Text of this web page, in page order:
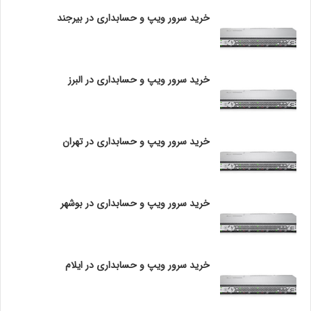
بالا نمی باشند. ضخامت مناسب برای آداپتور رک های استاندارد
2 میلی متر به بالا است.
6- بصورت پیش فرض معمولا فقط درب جلو و عقب رک ها قفل
دار می باشند. توصیه می شودبرای افزایش امنیت و جلوگیری از
دسترسی افراد غیر مجاز به تجهیزات شبکه داخل رک ، برای پنل
های چپ و راست رک نیز از قفل استفاده نمایید.
7- اگر قرار است در رک خود تعداد زیادی سرور قرار دهید حتما از
سیستم تهویه هوا در سرورها به این صورت است که هوای خنک
را از جلو به داخل کیس کشیده و هوای گرم را از پشت کیس به
استفاده کنید تا درب رک مانعی برای ورود و خروج
هوا نباشد. عدم توجه به این نکته بسیار مهم سبب آسیب دیدن
شدید سرورها می گردد. اگر در
د
س
خرید سرور ویپ و حسابداری در بیرجند
خرید سرور ویپ و حسابداری در البرز
خرید سرور ویپ و حسابداری در تهران
خرید سرور ویپ و حسابداری در بوشهر
خرید سرور ویپ و حسابداری در ایلام